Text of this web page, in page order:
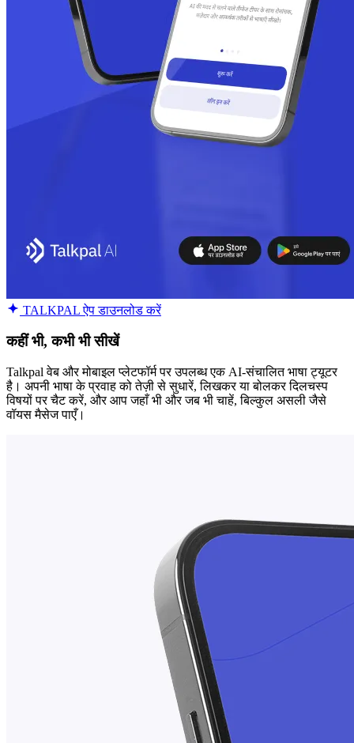
TALKPAL ऐप डाउनलोड करें
कहीं भी, कभी भी सीखें
Talkpal वेब और मोबाइल प्लेटफॉर्म पर उपलब्ध एक AI-संचालित भाषा ट्यूटर
है। अपनी भाषा के प्रवाह को तेज़ी से सुधारें, लिखकर या बोलकर दिलचस्प
विषयों पर चैट करें, और आप जहाँ भी और जब भी चाहें, बिल्कुल असली जैसे
वॉयस मैसेज पाएँ।